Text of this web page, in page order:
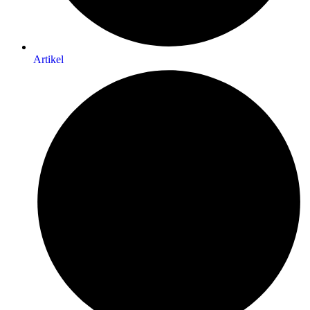
Artikel